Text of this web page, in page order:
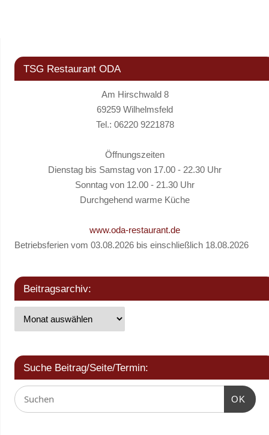
TSG Restaurant ODA
Am Hirschwald 8
69259 Wilhelmsfeld
Tel.: 06220 9221878
Öffnungszeiten
Dienstag bis Samstag von 17.00 - 22.30 Uhr
Sonntag von 12.00 - 21.30 Uhr
Durchgehend warme Küche
www.oda-restaurant.de
Betriebsferien vom 03.08.2026 bis einschließlich 18.08.2026
Beitragsarchiv:
Suche Beitrag/Seite/Termin:
OK